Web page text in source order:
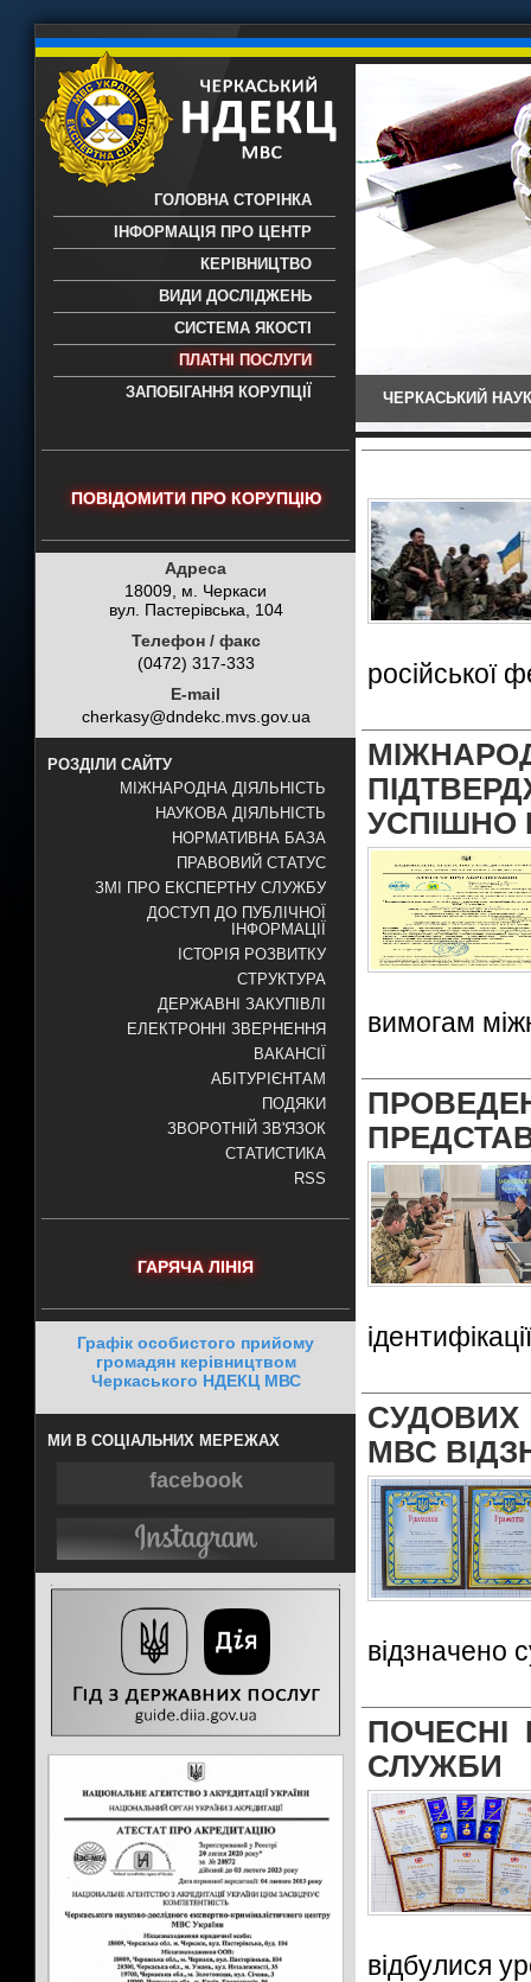
науково-дослідний експертно-
- проведення всих видів судових
експертиз
ГОЛОВНА СТОРІНКА
ІНФОРМАЦІЯ ПРО ЦЕНТР
КЕРІВНИЦТВО
ВИДИ ДОСЛІДЖЕНЬ
СИСТЕМА ЯКОСТІ
ПЛАТНІ ПОСЛУГИ
ЗАПОБІГАННЯ КОРУПЦІЇ
ЧЕРКАСЬКИЙ
ПОВІДОМИТИ ПРО КОРУПЦІЮ
Адреса
18009, м. Черкаси
вул. Пастерівська, 104
Телефон / факс
(0472) 317-333
E-mail
cherkasy@dndekc.mvs.gov.ua
РОЗДІЛИ САЙТУ
МІЖНАРОДНА ДІЯЛЬНІСТЬ
НАУКОВА ДІЯЛЬНІСТЬ
НОРМАТИВНА БАЗА
ПРАВОВИЙ СТАТУС
ЗМІ ПРО ЕКСПЕРТНУ СЛУЖБУ
ДОСТУП ДО ПУБЛІЧНОЇ
ІНФОРМАЦІЇ
ІСТОРІЯ РОЗВИТКУ
СТРУКТУРА
ДЕРЖАВНІ ЗАКУПІВЛІ
ЕЛЕКТРОННІ ЗВЕРНЕННЯ
ВАКАНСІЇ
АБІТУРІЄНТАМ
ПОДЯКИ
ЗВОРОТНІЙ ЗВ'ЯЗОК
СТАТИСТИКА
RSS
ГАРЯЧА ЛІНІЯ
Графік особистого прийому
громадян керівництвом
Черкаського НДЕКЦ МВС
МИ В СОЦІАЛЬНИХ МЕРЕЖАХ
facebook
російської
УСПІШНО
вимогам
МВС
відзначено
ПОЧЕСНІ
СЛУЖБИ
відбулися